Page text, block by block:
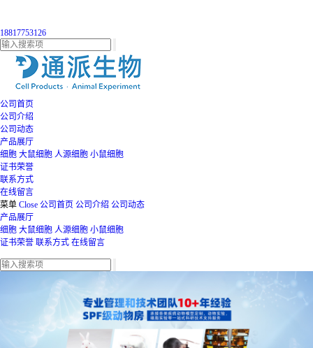
18817753126
公司首页
公司介绍
公司动态
产品展厅
细胞 大鼠细胞 人源细胞 小鼠细胞
证书荣誉
联系方式
在线留言
菜单 Close 公司首页 公司介绍 公司动态
产品展厅
细胞 大鼠细胞 人源细胞 小鼠细胞
证书荣誉 联系方式 在线留言